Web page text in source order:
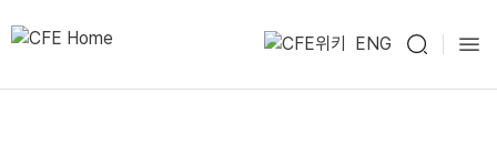
ENG